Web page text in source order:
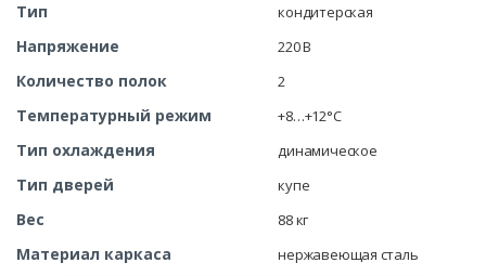
Тип кондитерская
Напряжение 220 В
Количество полок 2
Температурный режим +8…+12°С
Тип охлаждения динамическое
Тип дверей купе
Вес 88 кг
Материал каркаса нержавеющая сталь